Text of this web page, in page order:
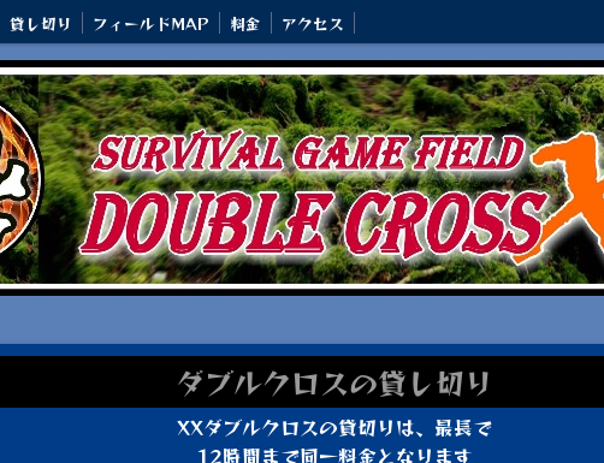
貸し切り フィールドMAP 料金 アクセス
ダブルクロスの貸し切り
XXダブルクロスの貸切りは、最長で
12時間まで同一料金となります